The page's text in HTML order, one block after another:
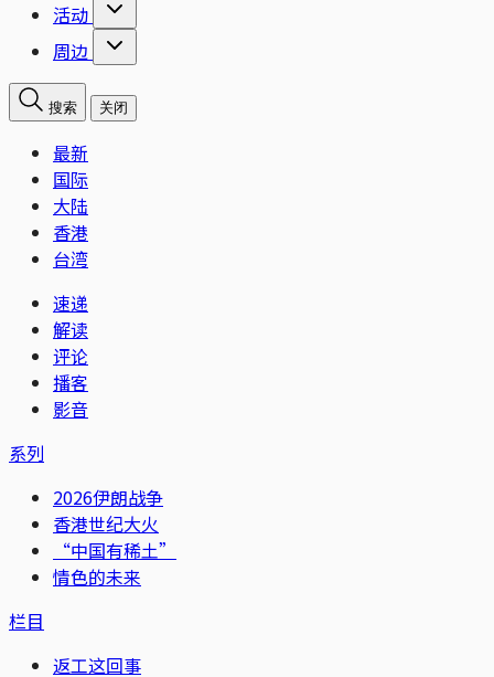
活动
周边
搜索 关闭
最新
国际
大陆
香港
台湾
速递
解读
评论
播客
影音
系列
2026伊朗战争
香港世纪大火
“中国有稀土”
情色的未来
栏目
返工这回事